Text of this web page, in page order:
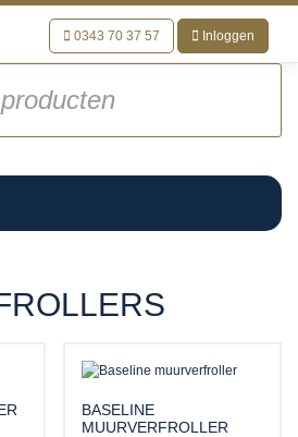
0343 70 37 57 Inloggen
BASELINE
MUURVERFROLLER